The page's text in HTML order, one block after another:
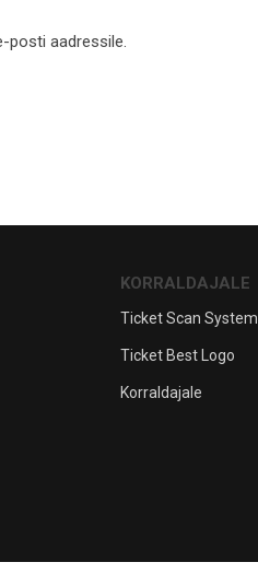
posti aadressile.
KORRALDAJALE
Ticket Scan System
Ticket Best Logo
Korraldajale